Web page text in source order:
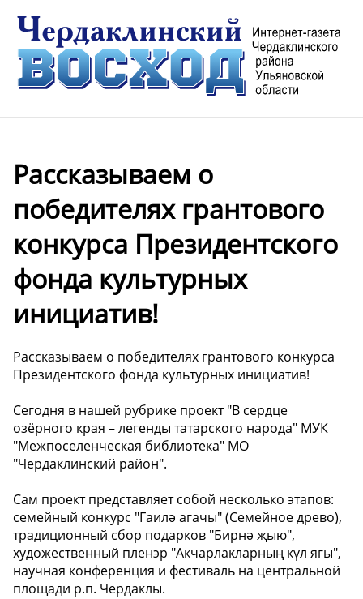
Рассказываем о
победителях грантового
конкурса Президентского
фонда культурных
инициатив!
Рассказываем о победителях грантового конкурса
Президентского фонда культурных инициатив!
Сегодня в нашей рубрике проект "В сердце
озёрного края – легенды татарского народа" МУК
"Межпоселенческая библиотека" МО
"Чердаклинский район".
Сам проект представляет собой несколько этапов:
семейный конкурс "Гаилә агачы" (Семейное древо),
традиционный сбор подарков "Бирнә җыю",
художественный пленэр "Акчарлакларның күл ягы",
научная конференция и фестиваль на центральной
площади р.п. Чердаклы.